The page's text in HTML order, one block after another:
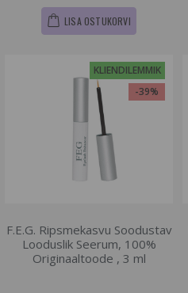
LISA OSTUKORVI
KLIENDILEMMIK
-39%
F.E.G. Ripsmekasvu Soodustav
Looduslik Seerum, 100%
Originaaltoode , 3 ml